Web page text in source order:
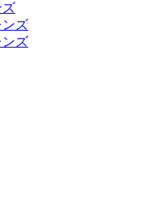
ズ
ンズ
ンズ